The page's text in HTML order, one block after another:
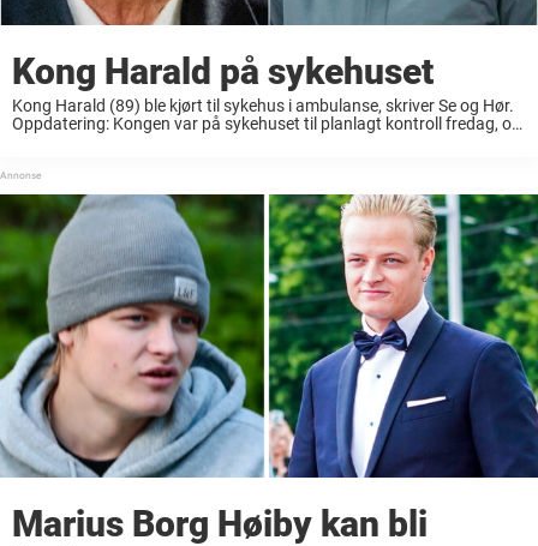
Kong Harald på sykehuset
Kong Harald (89) ble kjørt til sykehus i ambulanse, skriver Se og Hør.
Oppdatering: Kongen var på sykehuset til planlagt kontroll fredag, og
Marius Borg Høiby kan bli